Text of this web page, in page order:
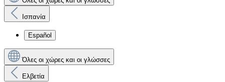
Ισπανία
Español
Όλες οι χώρες και οι γλώσσες
Ελβετία